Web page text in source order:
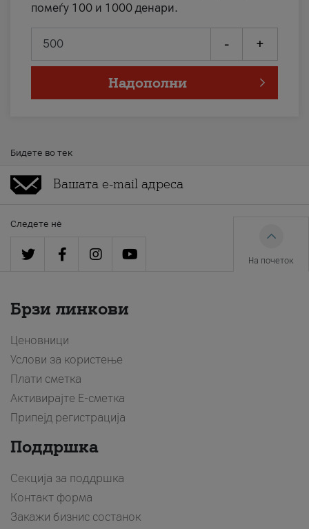
помеѓу 100 и 1000 денари.
- +
Надополни
Бидете во тек
Следете нè
На почеток
Брзи линкови
Ценовници
Услови за користење
Плати сметка
Активирајте Е-сметка
Припејд регистрација
Поддршка
Секција за поддршка
Контакт форма
Закажи бизнис состанок